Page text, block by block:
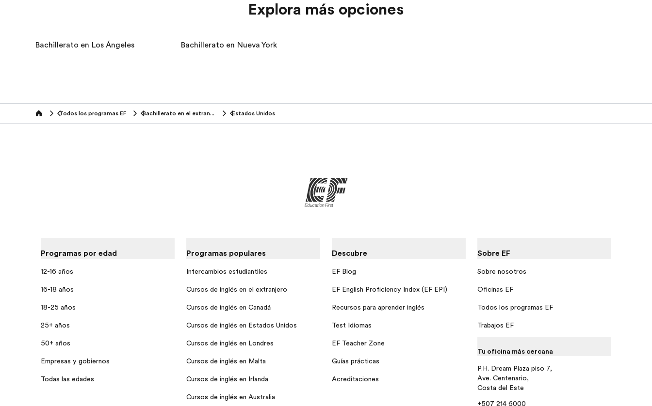
Explora más opciones
Bachillerato en Los Ángeles Bachillerato en Nueva York
home Todos los programas EF Bachillerato en el extranjero Estados Unidos
Programas por edad
12-16 años
16-18 años
18-25 años
25+ años
50+ años
Empresas y gobiernos
Todas las edades
Programas populares
Intercambios estudiantiles
Cursos de inglés en el extranjero
Cursos de inglés en Canadá
Cursos de inglés en Estados Unidos
Cursos de inglés en Londres
Cursos de inglés en Malta
Cursos de inglés en Irlanda
Cursos de inglés en Australia
Descubre
EF Blog
EF English Proficiency Index (EF EPI)
Recursos para aprender inglés
Test Idiomas
EF Teacher Zone
Guías prácticas
Acreditaciones
Sobre EF
Sobre nosotros
Oficinas EF
Todos los programas EF
Trabajos EF
Tu oficina más cercana
P.H. Dream Plaza piso 7,
Ave. Centenario,
Costa del Este
+507 214 6000